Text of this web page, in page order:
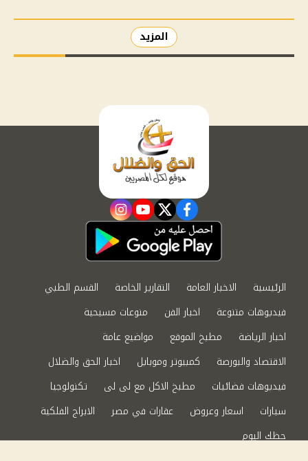
المزيد
facebook
twitter
youtube
instagram
الرئيسية الاخبار العامة التقارير الخاصة
القسم الطبي
فيديوهات متنوعة
اخبار الفن
منوعات مسيحية
اخبار الرياضة
مطبخ الموقع
مواضيع عامة
الاقتصاد والبورصة
كمبيوتر وموبايل
اخبار الحق والضلال
فيديوهات فضائيات
مطبخ الاكل مع لى لى
تكنولوجيا
سيارات
اسعار وعروض عقارات في مصر
الابراج الفلكية
حظك اليوم